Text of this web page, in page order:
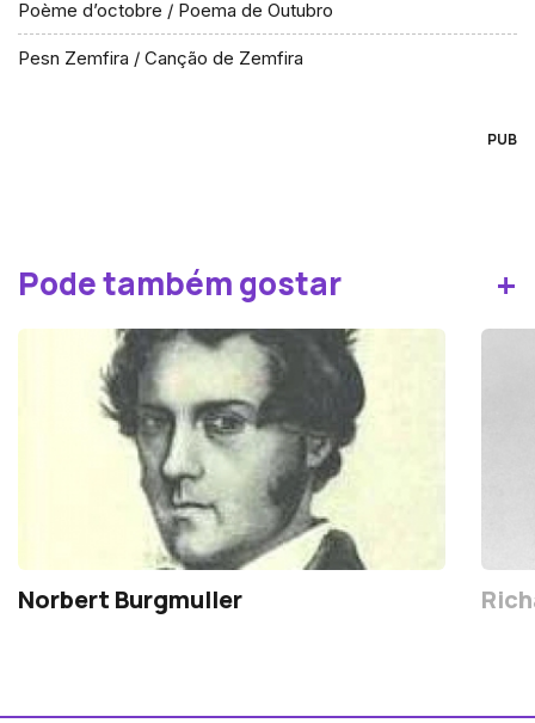
Poème d’octobre / Poema de Outubro
Pesn Zemfira / Canção de Zemfira
PUB
Pode também gostar +
Norbert Burgmuller